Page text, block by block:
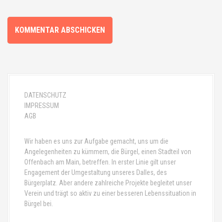
DATENSCHUTZ
IMPRESSUM
AGB
Wir haben es uns zur Aufgabe gemacht, uns um die
Angelegenheiten zu kümmern, die Bürgel, einen Stadteil von
Offenbach am Main, betreffen. In erster Linie gilt unser
Engagement der Umgestaltung unseres Dalles, des
Bürgerplatz. Aber andere zahlreiche Projekte begleitet unser
Verein und trägt so aktiv zu einer besseren Lebenssituation in
Bürgel bei.